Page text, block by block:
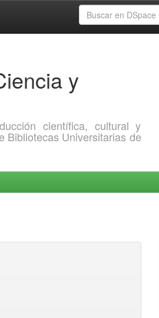
y
científica, cultural y
Bibliotecas Universitarias de